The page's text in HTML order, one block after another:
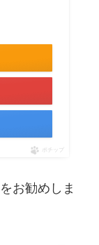
ポチップ
お勧めしま